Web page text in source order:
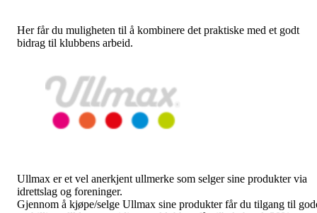
Her får du muligheten til å kombinere det praktiske med et godt
bidrag til klubbens arbeid.
Ullmax er et vel anerkjent ullmerke som selger sine produkter via
idrettslag og foreninger.
Gjennom å kjøpe/selge Ullmax sine produkter får du tilgang til